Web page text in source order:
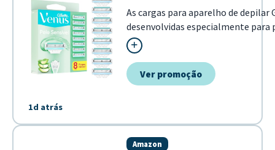
1d atrás
As cargas para aparelho de
desenvolvidas especialmente
minimizando irritações. Com
suavemente sobre a pele, sendo
Ver promoção
Amazon